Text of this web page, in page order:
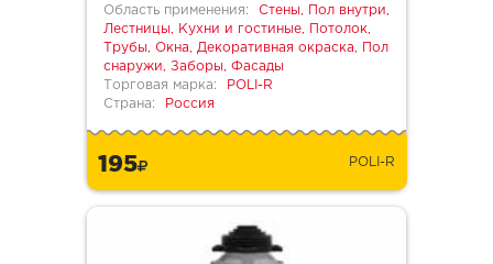
Область применения:
Стены, Пол внутри,
Лестницы, Кухни и гостиные, Потолок,
Трубы, Окна, Декоративная окраска, Пол
снаружи, Заборы, Фасады
Торговая марка:
POLI-R
Страна:
Россия
195 POLI-R